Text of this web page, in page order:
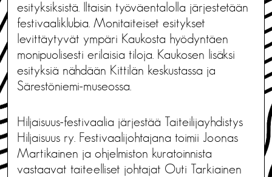
esityksiksistä. Iltaisin työväentalolla järjestetään
festivaaliklubia. Monitaiteiset esitykset
levittäytyvät ympäri Kaukosta hyödyntäen
monipuolisesti erilaisia tiloja. Kaukosen lisäksi
esityksiä nähdään Kittilän keskustassa ja
Särestöniemi-museossa.
Hiljaisuus-festivaalia järjestää Taiteilijayhdistys
Hiljaisuus ry. Festivaalijohtajana toimii Joonas
Martikainen ja ohjelmiston kuratoinnista
vastaavat taiteelliset johtajat Outi Tarkiainen